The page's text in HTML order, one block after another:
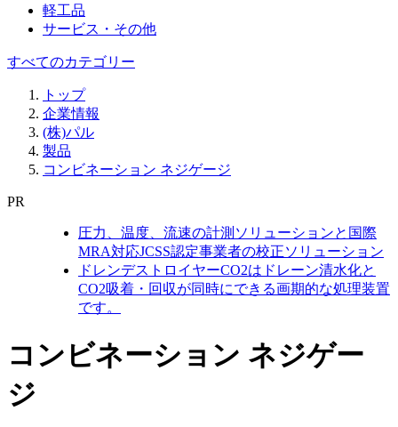
軽工品
サービス・その他
すべてのカテゴリー
トップ
企業情報
(株)パル
製品
コンビネーション ネジゲージ
PR
圧力、温度、流速の計測ソリューションと国際
MRA対応JCSS認定事業者の校正ソリューション
ドレンデストロイヤーCO2はドレーン清水化と
CO2吸着・回収が同時にできる画期的な処理装置
です。
コンビネーション ネジゲー
ジ